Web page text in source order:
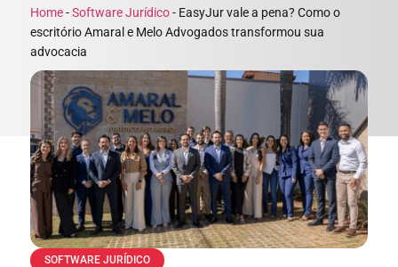
Home-Software Jurídico- EasyJur vale a pena? Como o
escritório Amaral e Melo Advogados transformou sua
advocacia
SOFTWARE JURÍDICO